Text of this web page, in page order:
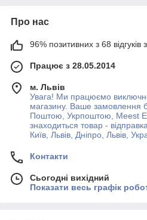
Про нас
96% позитивних з 68 відгуків
Працює з 28.05.2014
м. Львів
Увага! Ми працюємо
магазину. Ваше замовлення
Поштою, Укрпоштою, Meest
знаходиться товар -
Київ, Львів, Дніпро, Львів,
Контакти
Сьогодні вихідний
Показати весь графік